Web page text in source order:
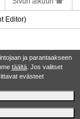
ja parantaakseen
täältä. Jos valitset
evästeet
Editor)